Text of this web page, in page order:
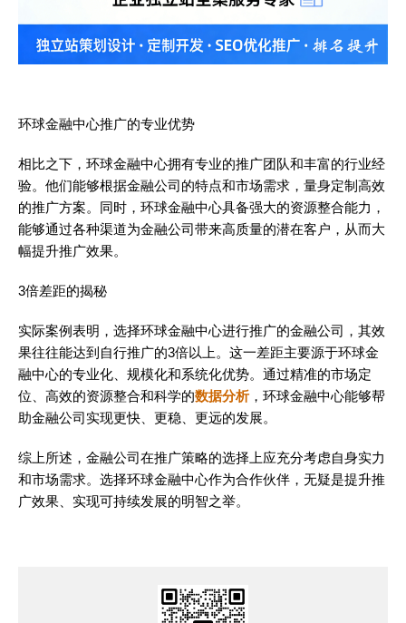
环球金融中心推广的专业优势
相比之下，环球金融中心拥有专业的推广团队和丰富的行业经
验。他们能够根据金融公司的特点和市场需求，量身定制高效
的推广方案。同时，环球金融中心具备强大的资源整合能力，
能够通过各种渠道为金融公司带来高质量的潜在客户，从而大
幅提升推广效果。
3倍差距的揭秘
实际案例表明，选择环球金融中心进行推广的金融公司，其效
果往往能达到自行推广的3倍以上。这一差距主要源于环球金
融中心的专业化、规模化和系统化优势。通过精准的市场定
位、高效的资源整合和科学的数据分析，环球金融中心能够帮
助金融公司实现更快、更稳、更远的发展。
综上所述，金融公司在推广策略的选择上应充分考虑自身实力
和市场需求。选择环球金融中心作为合作伙伴，无疑是提升推
广效果、实现可持续发展的明智之举。